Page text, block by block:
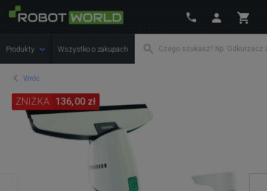
Produkty Wszystko o zakupach
Wróć
ZNIŻKA 136,00 zł